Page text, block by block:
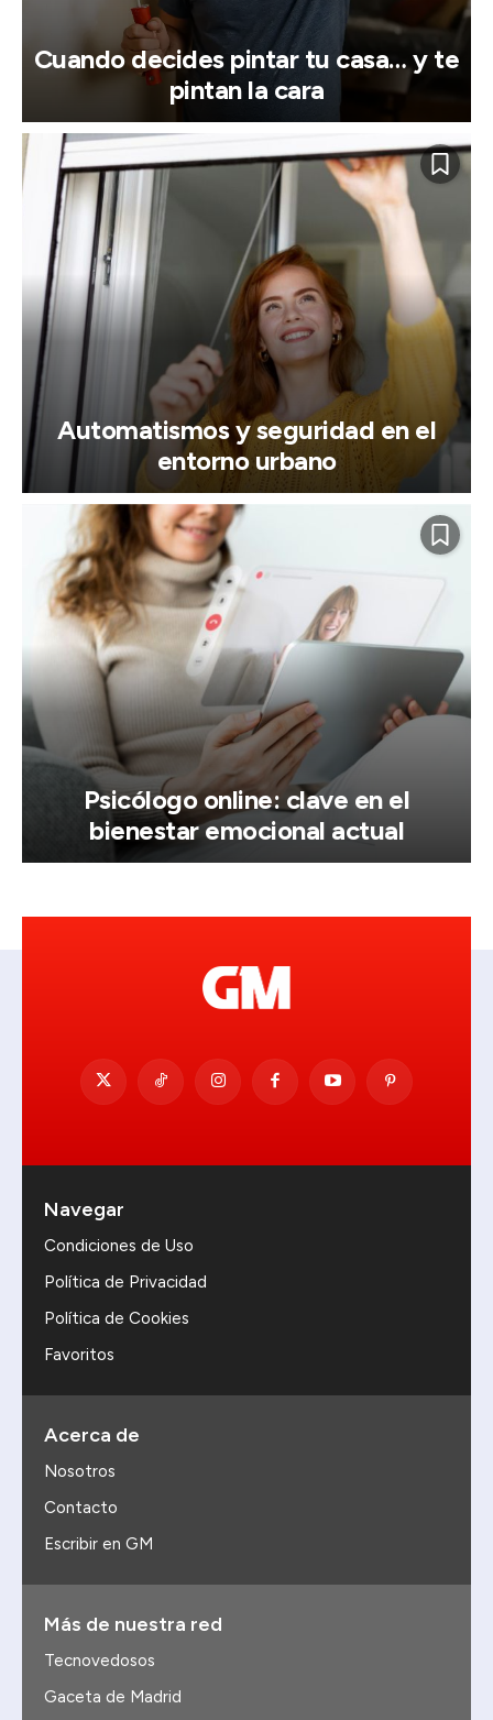
Cuando decides pintar tu casa… y te
pintan la cara
Automatismos y seguridad en el
entorno urbano
Psicólogo online: clave en el
bienestar emocional actual
Navegar
Condiciones de Uso
Política de Privacidad
Política de Cookies
Favoritos
Acerca de
Nosotros
Contacto
Escribir en GM
Más de nuestra red
Tecnovedosos
Gaceta de Madrid